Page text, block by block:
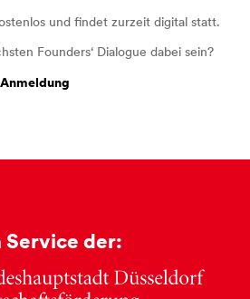
und findet zurzeit digital statt.
Founders‘ Dialogue dabei sein?
Service der: